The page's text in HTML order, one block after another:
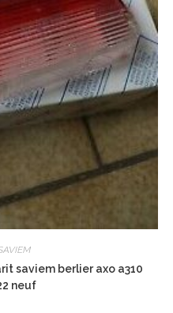
saviem berlier axo a310
neuf